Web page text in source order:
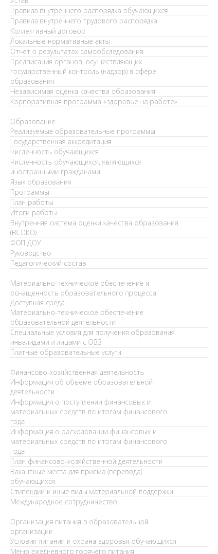
Правила внутреннего распорядка обучающихся
Правила внутреннего трудового распорядка
Коллективный договор
Локальные нормативные акты
Отчет о результатах самообследования
Предписания органов, осуществляющих
государственный контроль (надзор) в сфере
образования
Независимая оценка качества образования
Корпоративная программа «здоровье на работе»
Образование
Реализуемые образовательные программы
Государственная аккредитация
Численность обучающихся
Численность обучающихся, являющихся
иностранными гражданами
Язык образования
Программы
План работы
Итоги работы
Внутренняя система оценки качества образования
(ВСОКО)
ФОП ДОУ
Руководство
Педагогический состав
Материально-техническое обеспечение и
оснащенность образовательного процесса.
Доступная среда
Материально-техническое обеспечение
образовательной деятельности
Специальные условия для получения образования
инвалидами и лицами с ОВЗ
Платные образовательные услуги
Финансово-хозяйственная деятельность
Информация об объеме образовательной
деятельности
Информация о поступлении финансовых и
материальных средств по итогам финансового
года
Информация о расходовании финансовых и
материальных средств по итогам финансового
года
План финансово-хозяйственной деятельности
Вакантные места для приема (перевода)
обучающихся
Стипендии и иные виды материальной поддержки
Международное сотрудничество
Организация питания в образовательной
организации
Условия питания и охрана здоровья обучающихся
Меню ежедневного горячего питания